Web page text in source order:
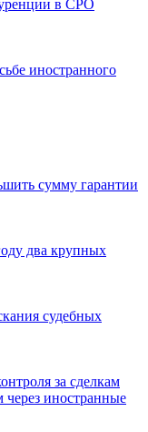
в СРО
иностранного
сумму гарантии
два крупных
судебных
за сделкам
через иностранные